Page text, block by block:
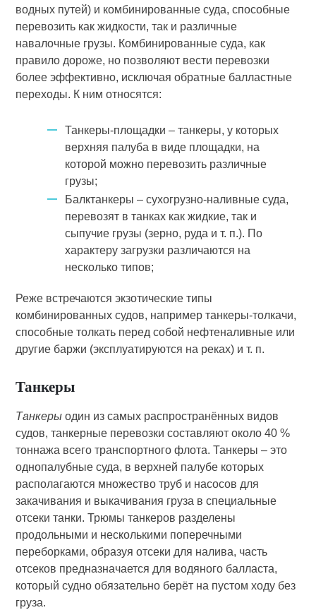
водных путей) и комбинированные суда, способные
перевозить как жидкости, так и различные
навалочные грузы. Комбинированные суда, как
правило дороже, но позволяют вести перевозки
более эффективно, исключая обратные балластные
переходы. К ним относятся:
Танкеры-площадки – танкеры, у которых
верхняя палуба в виде площадки, на
которой можно перевозить различные
грузы;
Балктанкеры – сухогрузно-наливные суда,
перевозят в танках как жидкие, так и
сыпучие грузы (зерно, руда и т. п.). По
характеру загрузки различаются на
несколько типов;
Реже встречаются экзотические типы
комбинированных судов, например танкеры-толкачи,
способные толкать перед собой нефтеналивные или
другие баржи (эксплуатируются на реках) и т. п.
Танкеры
Танкеры один из самых распространённых видов
судов, танкерные перевозки составляют около 40 %
тоннажа всего транспортного флота. Танкеры – это
однопалубные суда, в верхней палубе которых
располагаются множество труб и насосов для
закачивания и выкачивания груза в специальные
отсеки танки. Трюмы танкеров разделены
продольными и несколькими поперечными
переборками, образуя отсеки для налива, часть
отсеков предназначается для водяного балласта,
который судно обязательно берёт на пустом ходу без
груза.